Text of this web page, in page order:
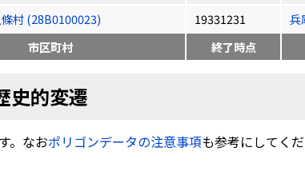
村 (28B0100023) 19331231
兵
市区町村 終了時点
史的変遷
。なおポリゴンデータの注意事項も参考にしてくだ